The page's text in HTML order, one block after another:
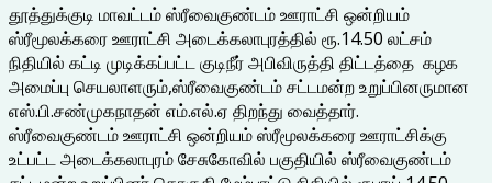
தூத்துக்குடி மாவட்டம் ஸ்ரீவைகுண்டம் ஊராட்சி ஒன்றியம்
ஸ்ரீமூலக்கரை ஊராட்சி அடைக்கலாபுரத்தில் ரூ.14.50 லட்சம்
நிதியில் கட்டி முடிக்கப்பட்ட குடிநீர் அபிவிருத்தி திட்டத்தை கழக
அமைப்பு செயலாளரும்,ஸ்ரீவைகுண்டம் சட்டமன்ற உறுப்பினருமான
எஸ்.பி.சண்முகநாதன் எம்.எல்.ஏ திறந்து வைத்தார்.
ஸ்ரீவைகுண்டம் ஊராட்சி ஒன்றியம் ஸ்ரீமூலக்கரை ஊராட்சிக்கு
உட்பட்ட அடைக்கலாபுரம் சேசுகோவில் பகுதியில் ஸ்ரீவைகுண்டம்